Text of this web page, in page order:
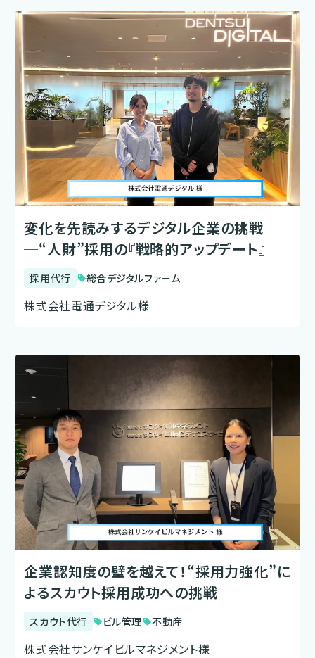
変化を先読みするデジタル企業の挑戦
─“人財”採用の『戦略的アップデート』
採用代行 sell総合デジタルファーム
株式会社電通デジタル様
企業認知度の壁を越えて！“採用力強化”に
よるスカウト採用成功への挑戦
スカウト代行 sellビル管理sell不動産
株式会社サンケイビルマネジメント様